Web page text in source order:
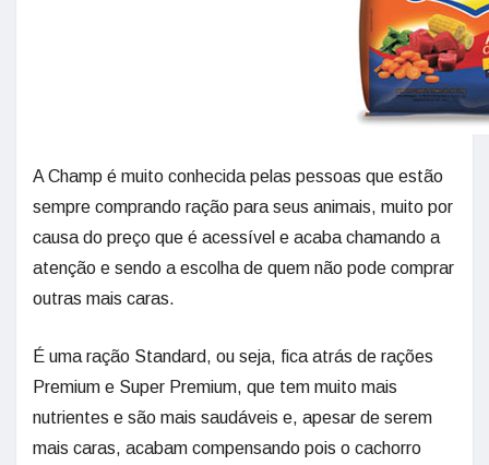
A Champ é muito conhecida pelas pessoas que estão
sempre comprando ração para seus animais, muito por
causa do preço que é acessível e acaba chamando a
atenção e sendo a escolha de quem não pode comprar
outras mais caras.
É uma ração Standard, ou seja, fica atrás de rações
Premium e Super Premium, que tem muito mais
nutrientes e são mais saudáveis e, apesar de serem
mais caras, acabam compensando pois o cachorro